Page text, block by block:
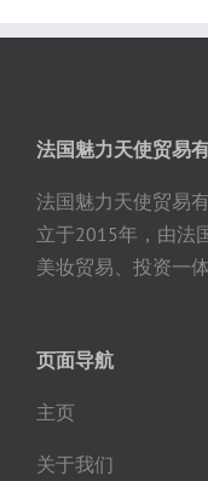
法国魅力天使贸易
法国魅力天使贸易
立于2015年，由法
美妆贸易、投资一
页面导航
主页
关于我们